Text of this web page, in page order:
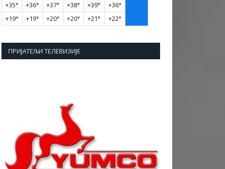
+35° +36° +37° +38° +39° +36°
+19° +19° +20° +20° +21° +22°
ПРИЈАТЕЉИ ТЕЛЕВИЗИЈЕ